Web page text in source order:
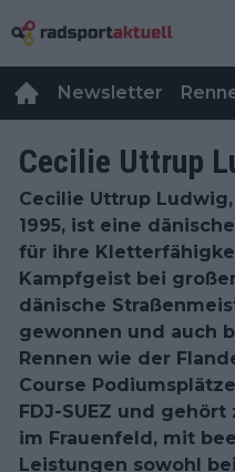
Newsletter
Cecilie Uttrup
Cecilie Uttrup
1995, ist eine
für ihre
Kampfgeist bei
dänische
gewonnen und auch
Rennen wie der
Course
FDJ-SUEZ und
im Frauenfeld, mit
Leistungen sowohl